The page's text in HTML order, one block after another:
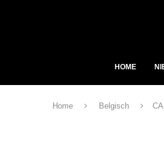
HOME
Home Belgisch